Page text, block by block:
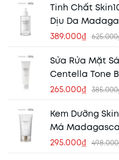
Tinh Chất
Dịu Da
Capsule
389.000₫
Sửa Rửa Mặt
Centella Tone
125ml
265.000₫
Kem Dưỡng
Má
Trắng)
295.000₫